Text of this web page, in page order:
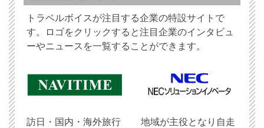
トラベルボイスが注目する企業の特設サイトで
す。ロゴをクリックすると注目企業のインタビュ
ーやニュースを一覧することができます。
訪日・国内・海外旅行
地域が主役となり自走